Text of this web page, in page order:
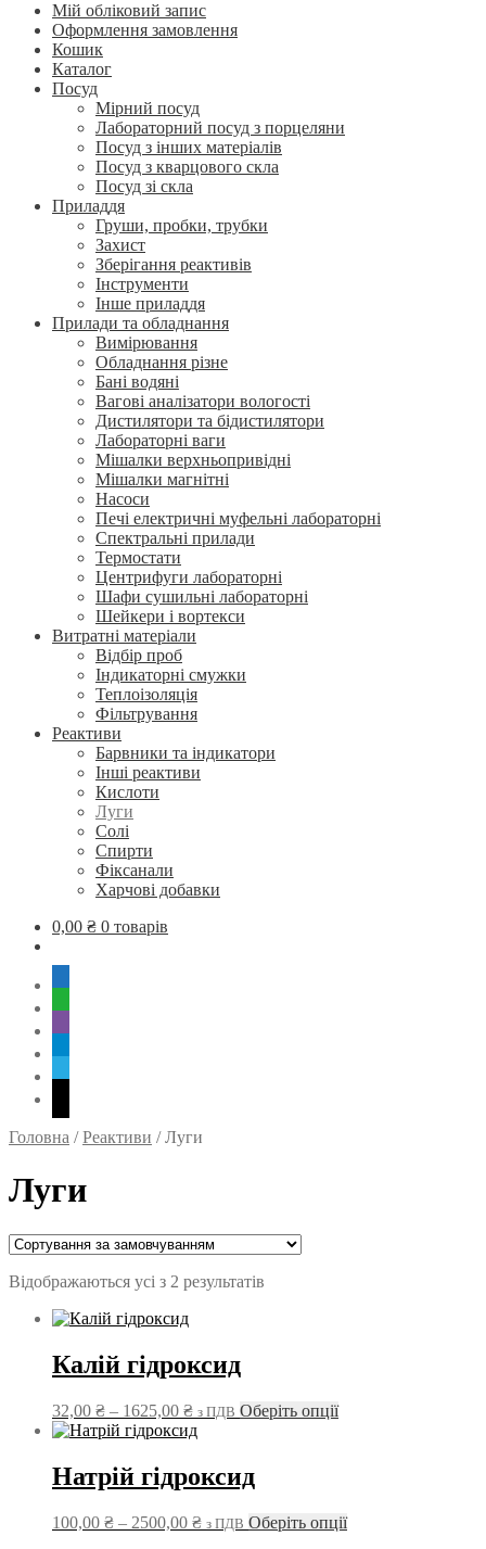
Мій обліковий запис
Оформлення замовлення
Кошик
Каталог
Посуд
Мірний посуд
Лабораторний посуд з порцеляни
Посуд з інших матеріалів
Посуд з кварцового скла
Посуд зі скла
Приладдя
Груши, пробки, трубки
Захист
Зберігання реактивів
Інструменти
Інше приладдя
Прилади та обладнання
Вимірювання
Обладнання різне
Бані водяні
Вагові аналізатори вологості
Дистилятори та бідистилятори
Лабораторні ваги
Мішалки верхньопривідні
Мішалки магнітні
Насоси
Печі електричні муфельні лабораторні
Спектральні прилади
Термостати
Центрифуги лабораторні
Шафи сушильні лабораторні
Шейкери і вортекси
Витратні матеріали
Відбір проб
Індикаторні смужки
Теплоізоляція
Фільтрування
Реактиви
Барвники та індикатори
Інші реактиви
Кислоти
Луги
Солі
Спирти
Фіксанали
Харчові добавки
0,00 ₴ 0 товарів
Головна /Реактиви /Луги
Луги
Відображаються усі з 2 результатів
Калій гідроксид
32,00 ₴ – 1625,00 ₴Діапазон
цін:
до
з ПДВ Оберіть опціїЦей
можна
Натрій гідроксид
100,00 ₴ – 2500,00 ₴Діапазон
з ПДВ Оберіть опціїЦей